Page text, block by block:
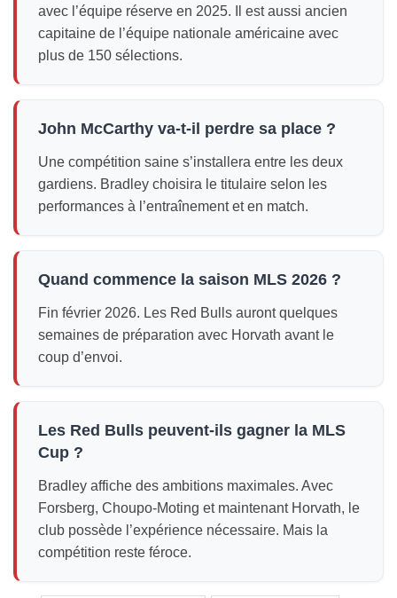
avec l’équipe réserve en 2025. Il est aussi ancien
capitaine de l’équipe nationale américaine avec
plus de 150 sélections.
John McCarthy va-t-il perdre sa place ?
Une compétition saine s’installera entre les deux
gardiens. Bradley choisira le titulaire selon les
performances à l’entraînement et en match.
Quand commence la saison MLS 2026 ?
Fin février 2026. Les Red Bulls auront quelques
semaines de préparation avec Horvath avant le
coup d’envoi.
Les Red Bulls peuvent-ils gagner la MLS
Cup ?
Bradley affiche des ambitions maximales. Avec
Forsberg, Choupo-Moting et maintenant Horvath, le
club possède l’expérience nécessaire. Mais la
compétition reste féroce.